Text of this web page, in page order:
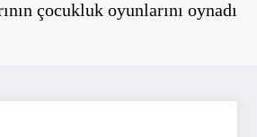
çocukluk oyunlarını oynadı